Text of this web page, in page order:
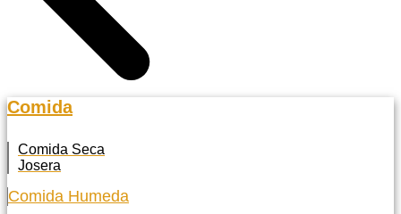
Comida
Comida Seca
Josera
Comida Humeda